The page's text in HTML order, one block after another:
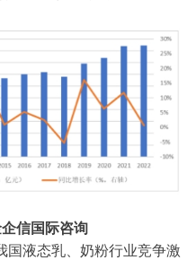
信国际咨询
国液态乳、奶粉行业竞争激